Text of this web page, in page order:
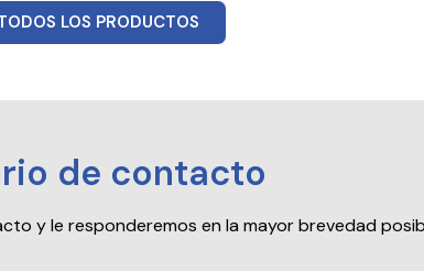
LOS PRODUCTOS
de contacto
y le responderemos en la mayor brevedad